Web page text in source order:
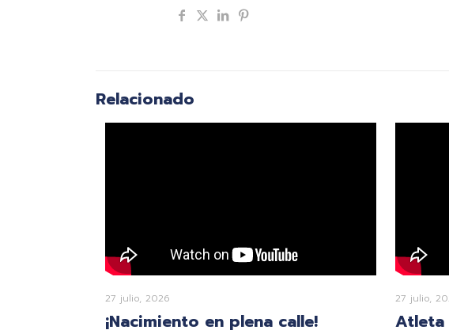
Relacionado
27 julio, 2026
¡Nacimiento en plena calle!
27 julio,
Atleta